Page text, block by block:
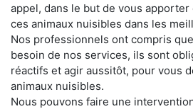
appel, dans le but de vous
ces animaux nuisibles dans les
Nos professionnels ont compris
besoin de nos services, ils sont
réactifs et agir aussitôt, pour vous
animaux nuisibles.
Nous pouvons faire une